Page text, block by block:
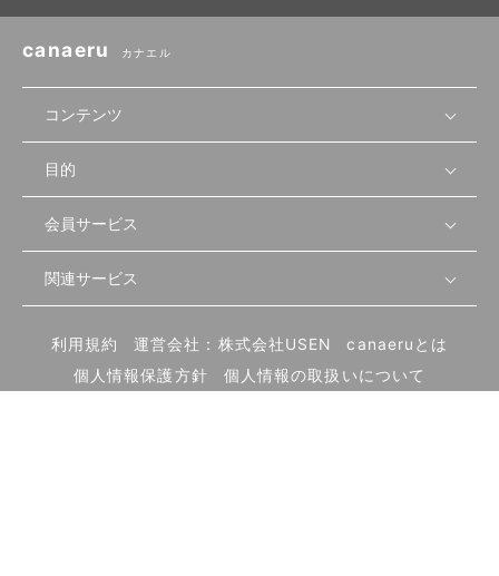
canaeru カナエル
コンテンツ
無料開業相談
セミナー情報
セミナー動画
物件を探す
首都圏
北海道
先輩開業者の声
開業・経営に関する記事
目的
店舗運営
物件
内装・設備
食材・仕入れ
会員サービス
会員登録
ログイン
関連サービス
飲食店サクセスガイド（外部サイト）
利用規約 運営会社：株式会社USEN
canaeruとは
個人情報保護方針
個人情報の取扱いについて